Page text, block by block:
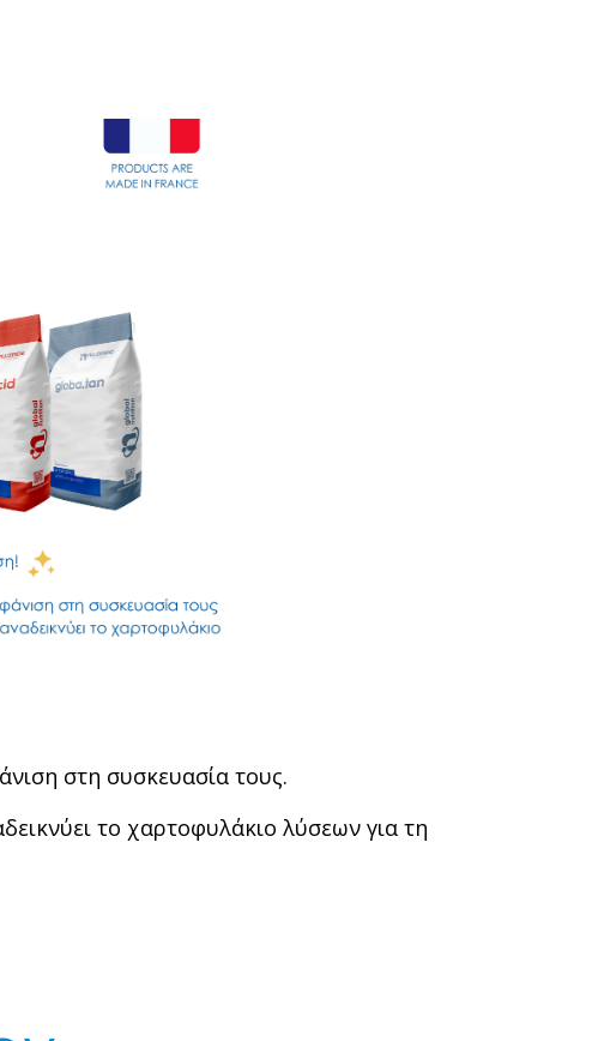
στη συσκευασία τους.
το χαρτοφυλάκιο λύσεων για τη